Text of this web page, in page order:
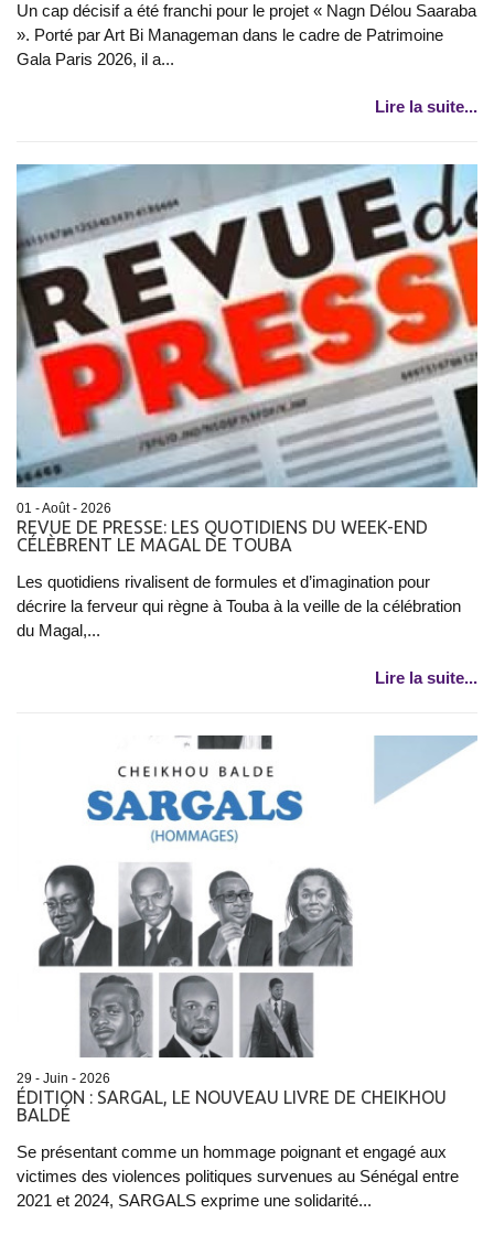
Un cap décisif a été franchi pour le projet « Nagn Délou Saaraba
». Porté par Art Bi Manageman dans le cadre de Patrimoine
Gala Paris 2026, il a...
Lire la suite...
01 - Août - 2026
REVUE DE PRESSE: LES QUOTIDIENS DU WEEK-END
CÉLÈBRENT LE MAGAL DE TOUBA
Les quotidiens rivalisent de formules et d’imagination pour
décrire la ferveur qui règne à Touba à la veille de la célébration
du Magal,...
Lire la suite...
29 - Juin - 2026
ÉDITION : SARGAL, LE NOUVEAU LIVRE DE CHEIKHOU
BALDÉ
Se présentant comme un hommage poignant et engagé aux
victimes des violences politiques survenues au Sénégal entre
2021 et 2024, SARGALS exprime une solidarité...